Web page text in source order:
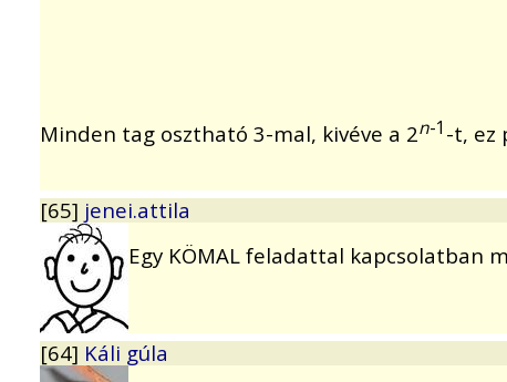
Minden tag osztható 3-mal, kivéve a 2n-1 -t, ez
[65] jenei.attila
Egy KÖMAL feladattal kapcsolatban
[64] Káli gúla